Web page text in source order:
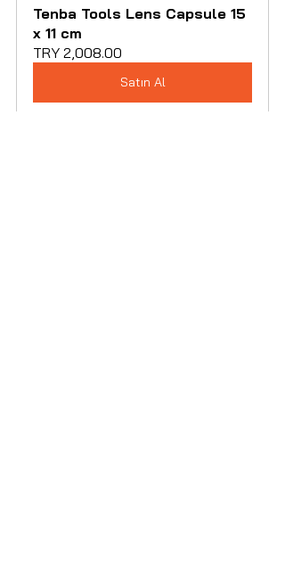
Tenba Tools Lens Capsule 15
x 11 cm
TRY 2,008.00
Satın Al